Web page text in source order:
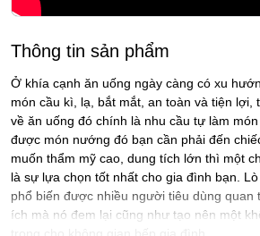
Thông tin sản phẩm
Ở khía cạnh ăn uống ngày càng có xu
món cầu kì, lạ, bắt mắt, an toàn và tiện lợi,
về ăn uống đó chính là nhu cầu tự làm
được món nướng đó bạn cần phải đến
muốn thẩm mỹ cao, dung tích lớn thì một
là sự lựa chọn tốt nhất cho gia đình bạn.
phổ biến được nhiều người tiêu dùng quan
ích mà nó đem lại cũng như tạo nên một